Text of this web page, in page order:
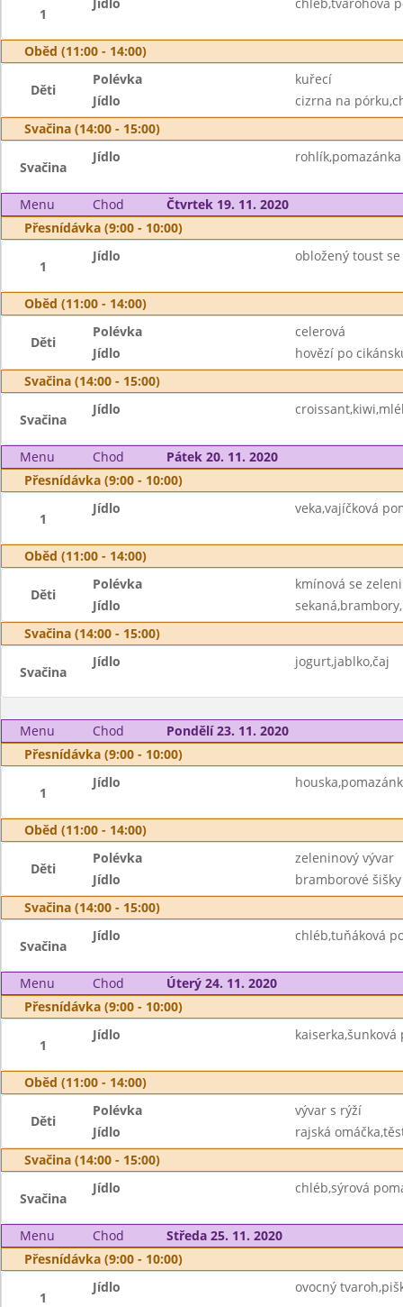
1
Oběd (11:00 - 14:00)
Děti
Polévka
kuřecí
Jídlo
cizrna na
Svačina (14:00 - 15:00)
Svačina
Jídlo
Menu Chod
Čtvrtek 19. 11. 2020
Přesnídávka (9:00 - 10:00)
1
Jídlo obložený toust
Oběd (11:00 - 14:00)
Děti
Polévka
celerová
Jídlo
hovězí po
Svačina (14:00 - 15:00)
Svačina
Jídlo
Menu Chod
Pátek 20. 11. 2020
Přesnídávka (9:00 - 10:00)
1
Jídlo veka,vajíčková
Oběd (11:00 - 14:00)
Děti
Polévka
kmínová se
Jídlo
Svačina (14:00 - 15:00)
Svačina
Jídlo jogurt,jablko,čaj
Menu Chod
Pondělí 23. 11. 2020
Přesnídávka (9:00 - 10:00)
1
Jídlo
Oběd (11:00 - 14:00)
Děti
Polévka
zeleninový vývar
Jídlo
bramborové
Svačina (14:00 - 15:00)
Svačina
Jídlo chléb,tuňáková
Menu Chod
Úterý 24. 11. 2020
Přesnídávka (9:00 - 10:00)
1
Jídlo
Oběd (11:00 - 14:00)
Děti
Polévka
vývar s rýží
Jídlo
rajská
Svačina (14:00 - 15:00)
Svačina
Jídlo chléb,sýrová
Menu Chod
Středa 25. 11. 2020
Přesnídávka (9:00 - 10:00)
1
Jídlo ovocný